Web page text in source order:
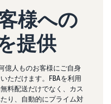
様への
提供
億人ものお客様にご自身
ただけます。FBAを利用
料配送だけでなく、カス
り、自動的にプライム対